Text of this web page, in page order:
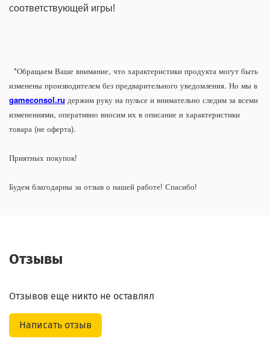
соответствующей игры!
*Обращаем Ваше внимание, что характеристики продукта могут быть
изменены производителем без предварительного уведомления. Но мы в
gameconsol.ru держим руку на пульсе и внимательно следим за всеми
изменениями, оперативно вносим их в описание и характеристики
товара (не оферта).
Приятных покупок!
Будем благодарны за отзыв о нашей работе! Спасибо!
Отзывы
Отзывов еще никто не оставлял
Написать отзыв